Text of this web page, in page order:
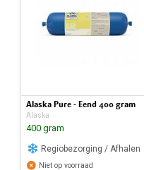
Alaska Pure - Eend 400 gram
Alaska
400 gram
Regiobezorging / Afhalen
Niet op voorraad